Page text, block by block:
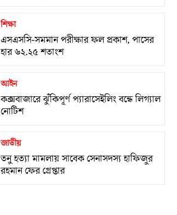
শিক্ষা
এসএসসি-সমমান পরীক্ষার ফল প্রকাশ, পাসের
হার ৬২.২৫ শতাংশ
আইন
কক্সবাজারে ঝুঁকিপূর্ণ প্যারাসেইলিং বন্ধে লিগ্যাল
নোটিশ
জাতীয়
তনু হত্যা মামলায় সাবেক সেনাসদস্য হাফিজুর
রহমান ফের গ্রেপ্তার